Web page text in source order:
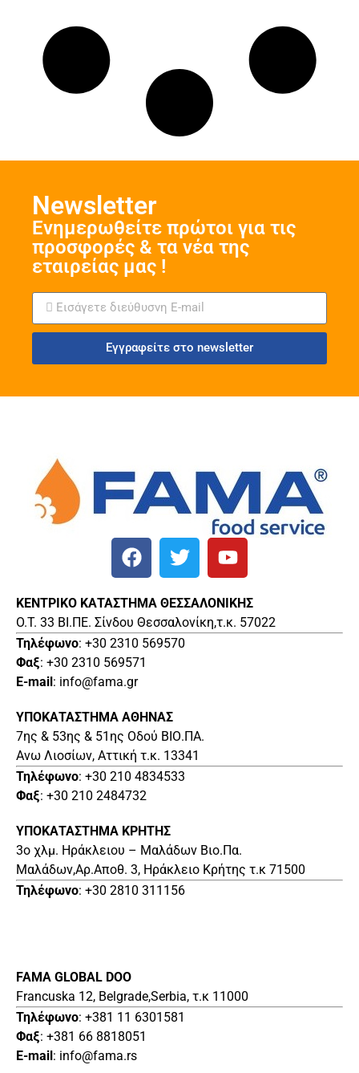
Νewsletter
Ενημερωθείτε πρώτοι για τις
προσφορές & τα νέα της
εταιρείας μας !
Εγγραφείτε στο newsletter
ΚΕΝΤΡΙΚΟ ΚΑΤΑΣΤΗΜΑ ΘΕΣΣΑΛΟΝΙΚΗΣ
O.T. 33 ΒΙ.ΠΕ. Σίνδου Θεσσαλονίκη,τ.κ. 57022
Τηλέφωνο: +30 2310 569570
Φαξ: +30 2310 569571
E-mail: info@fama.gr
ΥΠΟΚΑΤΑΣΤΗΜΑ ΑΘΗΝΑΣ
7ης & 53ης & 51ης Οδού ΒΙΟ.ΠΑ.
Ανω Λιοσίων, Αττική τ.κ. 13341
Τηλέφωνο: +30 210 4834533
Φαξ: +30 210 2484732
ΥΠΟΚΑΤΑΣΤΗΜΑ ΚΡΗΤΗΣ
3o χλμ. Ηράκλειου – Μαλάδων Βιο.Πα.
Μαλάδων,Αρ.Αποθ. 3, Ηράκλειο Κρήτης τ.κ 71500
Τηλέφωνο: +30 2810 311156
FAMA GLOBAL DOO
Francuska 12, Belgrade,Serbia, τ.κ 11000
Τηλέφωνο: +381 11 6301581
Φαξ: +381 66 8818051
E-mail: info@fama.rs